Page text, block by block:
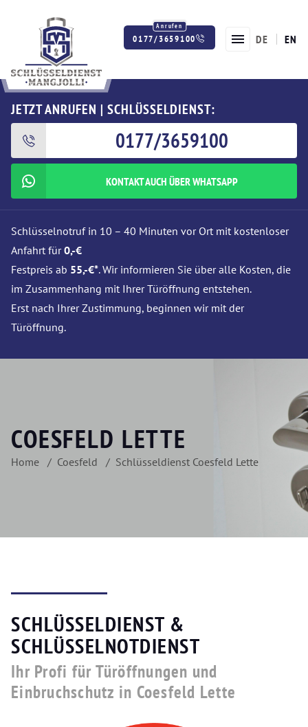
0177/3659100 DE EN
JETZT ANRUFEN | SCHLÜSSELDIENST:
0177/3659100
KONTAKT AUCH ÜBER WHATSAPP
Schlüsselnotruf in 10 – 40 Minuten vor Ort mit kostenloser
Anfahrt für0,-€
Festpreis ab 55,-€*. Wir informieren Sie über alle Kosten, die
im Zusammenhang mit Ihrer Türöffnung entstehen.
Erst nach Ihrer Zustimmung, beginnen wir mit der
Türöffnung.
COESFELD LETTE
Home Coesfeld Schlüsseldienst Coesfeld Lette
SCHLÜSSELDIENST &
SCHLÜSSELNOTDIENST
Ihr Profi für Türöffnungen und
Einbruchschutz in Coesfeld Lette